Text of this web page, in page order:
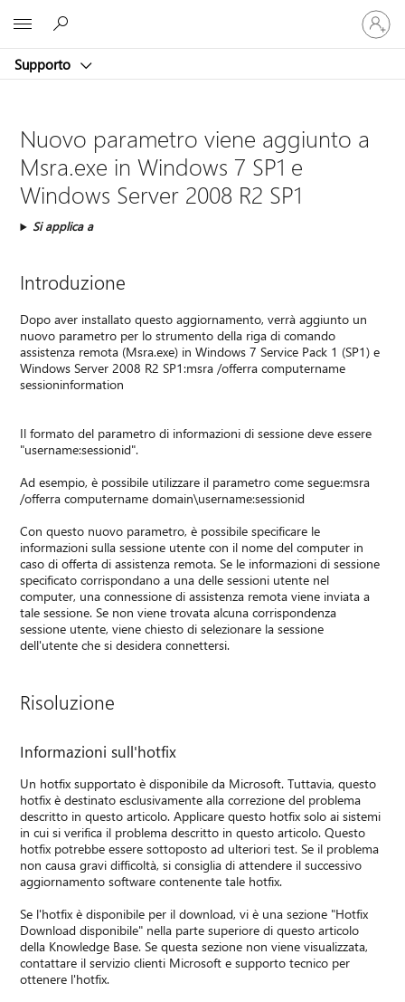
Supporto
Accedi
con
il
account
Nuovo parametro viene aggiunto a
Msra.exe in Windows 7 SP1 e
Windows Server 2008 R2 SP1
Si applica a
Introduzione
Dopo aver installato questo aggiornamento, verrà aggiunto un
nuovo parametro per lo strumento della riga di comando
assistenza remota (Msra.exe) in Windows 7 Service Pack 1 (SP1) e
Windows Server 2008 R2 SP1:msra /offerra computername
sessioninformation
Il formato del parametro di informazioni di sessione deve essere
"username:sessionid".
Ad esempio, è possibile utilizzare il parametro come segue:msra
/offerra computername domain\username:sessionid
Con questo nuovo parametro, è possibile specificare le
informazioni sulla sessione utente con il nome del computer in
caso di offerta di assistenza remota. Se le informazioni di sessione
specificato corrispondano a una delle sessioni utente nel
computer, una connessione di assistenza remota viene inviata a
tale sessione. Se non viene trovata alcuna corrispondenza
sessione utente, viene chiesto di selezionare la sessione
dell'utente che si desidera connettersi.
Risoluzione
Informazioni sull'hotfix
Un hotfix supportato è disponibile da Microsoft. Tuttavia, questo
hotfix è destinato esclusivamente alla correzione del problema
descritto in questo articolo. Applicare questo hotfix solo ai sistemi
in cui si verifica il problema descritto in questo articolo. Questo
hotfix potrebbe essere sottoposto ad ulteriori test. Se il problema
non causa gravi difficoltà, si consiglia di attendere il successivo
aggiornamento software contenente tale hotfix.
Se l'hotfix è disponibile per il download, vi è una sezione "Hotfix
Download disponibile" nella parte superiore di questo articolo
della Knowledge Base. Se questa sezione non viene visualizzata,
contattare il servizio clienti Microsoft e supporto tecnico per
ottenere l'hotfix.